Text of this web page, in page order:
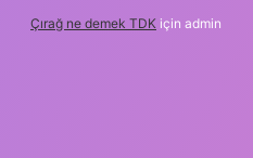
Çırağ ne demek TDK için admin